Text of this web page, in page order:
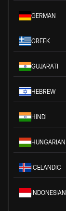
GERMAN
GREEK
GUJARATI
HEBREW
HINDI
HUNGARIAN
ICELANDIC
INDONESIAN